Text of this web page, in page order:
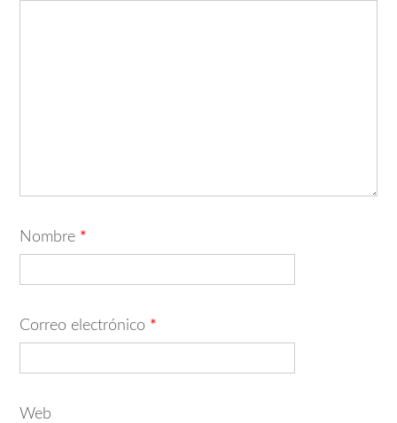
Nombre *
Correo electrónico *
Web